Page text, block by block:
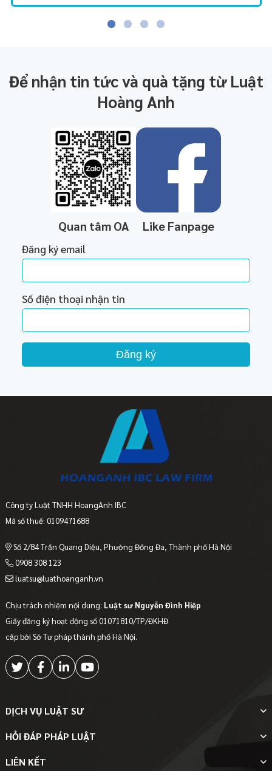
Để nhận tin tức và quà tặng từ Luật
Hoàng Anh
Quan tâm OA Like Fanpage
Đăng ký email
Số điện thoại nhận tin
Đăng ký
Công ty Luật TNHH HoangAnh IBC
Mã số thuế: 0109471688
Số 2/84 Trần Quang Diệu, Phường Đống Đa, Thành phố Hà Nội
0908 308 123
luatsu@luathoanganh.vn
Chịu trách nhiệm nội dung: Luật sư Nguyễn Đình Hiệp
Giấy đăng ký hoạt động số 01071810/TP/ĐKHĐ
cấp bởi Sở Tư pháp thành phố Hà Nội.
DỊCH VỤ LUẬT SƯ
HỎI ĐÁP PHÁP LUẬT
LIÊN KẾT